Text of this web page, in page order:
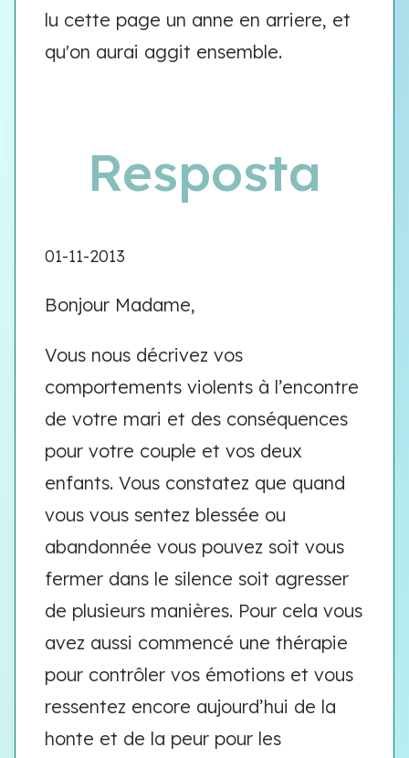
lu cette page un anne en arriere, et
qu'on aurai aggit ensemble.
Resposta
01-11-2013
Bonjour Madame,
Vous nous décrivez vos
comportements violents à l’encontre
de votre mari et des conséquences
pour votre couple et vos deux
enfants. Vous constatez que quand
vous vous sentez blessée ou
abandonnée vous pouvez soit vous
fermer dans le silence soit agresser
de plusieurs manières. Pour cela vous
avez aussi commencé une thérapie
pour contrôler vos émotions et vous
ressentez encore aujourd’hui de la
honte et de la peur pour les